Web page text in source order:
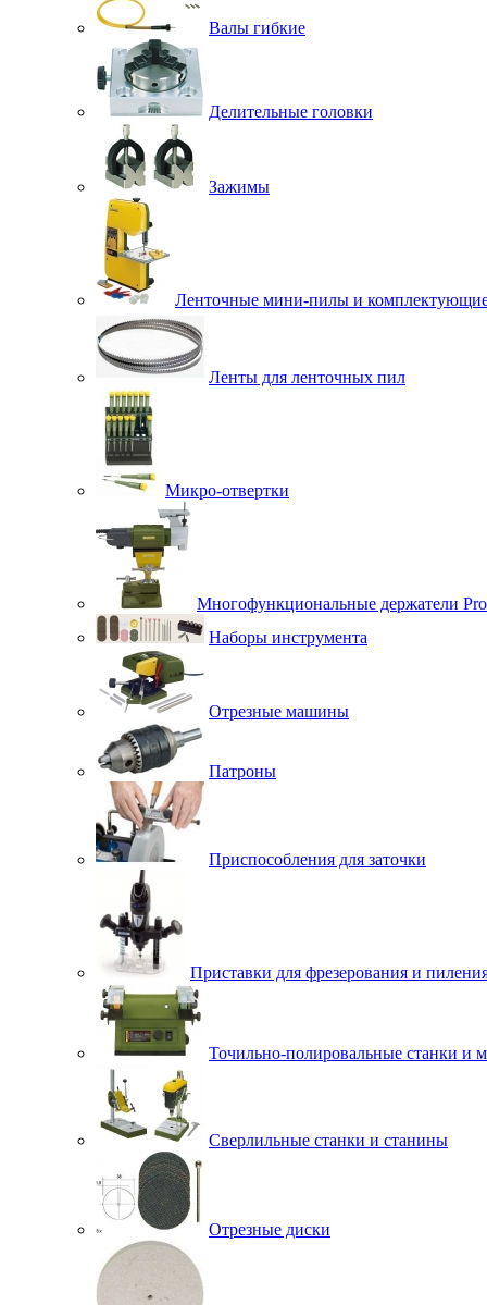
Валы гибкие
Делительные головки
Зажимы
Ленточные мини-пилы и
Ленты для ленточных пил
Микро-отвертки
Многофункциональные держатели
Наборы инструмента
Отрезные машины
Патроны
Приспособления для заточки
Приставки для фрезерования и
Точильно-полировальные станки и
Сверлильные станки и станины
Отрезные диски